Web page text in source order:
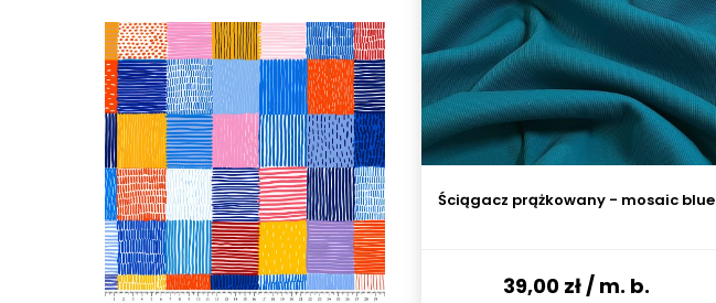
Ściągacz prążkowany - mosaic blue
39,00 zł/ m. b.